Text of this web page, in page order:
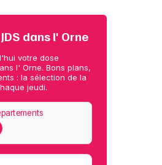
dans l' Orne
votre dose
l' Orne. Bons plans,
: la sélection de la
jeudi.